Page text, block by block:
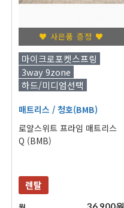
♥ 사은품 증정 ♥
마이크로포켓스프링
3way 9zone
하드/미디엄선택
매트리스 / 청호(BMB)
로얄스위트 프라임 매트리스
Q (BMB)
렌탈